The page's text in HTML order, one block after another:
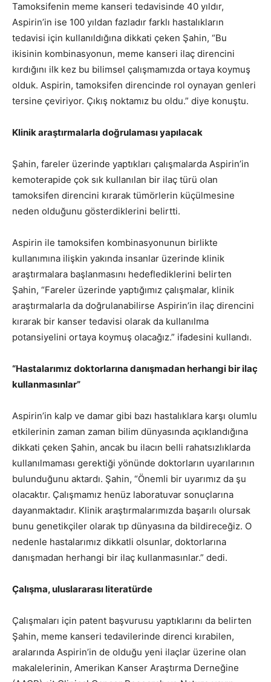
Tamoksifenin meme kanseri tedavisinde 40 yıldır,
Aspirin’in ise 100 yıldan fazladır farklı hastalıkların
tedavisi için kullanıldığına dikkati çeken Şahin, “Bu
ikisinin kombinasyonun, meme kanseri ilaç direncini
kırdığını ilk kez bu bilimsel çalışmamızda ortaya koymuş
olduk. Aspirin, tamoksifen direncinde rol oynayan genleri
tersine çeviriyor. Çıkış noktamız bu oldu.” diye konuştu.
Klinik araştırmalarla doğrulaması yapılacak
Şahin, fareler üzerinde yaptıkları çalışmalarda Aspirin’in
kemoterapide çok sık kullanılan bir ilaç türü olan
tamoksifen direncini kırarak tümörlerin küçülmesine
neden olduğunu gösterdiklerini belirtti.
Aspirin ile tamoksifen kombinasyonunun birlikte
kullanımına ilişkin yakında insanlar üzerinde klinik
araştırmalara başlanmasını hedeflediklerini belirten
Şahin, “Fareler üzerinde yaptığımız çalışmalar, klinik
araştırmalarla da doğrulanabilirse Aspirin’in ilaç direncini
kırarak bir kanser tedavisi olarak da kullanılma
potansiyelini ortaya koymuş olacağız.” ifadesini kullandı.
“Hastalarımız doktorlarına danışmadan herhangi bir ilaç
kullanmasınlar”
Aspirin’in kalp ve damar gibi bazı hastalıklara karşı olumlu
etkilerinin zaman zaman bilim dünyasında açıklandığına
dikkati çeken Şahin, ancak bu ilacın belli rahatsızlıklarda
kullanılmaması gerektiği yönünde doktorların uyarılarının
bulunduğunu aktardı. Şahin, “Önemli bir uyarımız da şu
olacaktır. Çalışmamız henüz laboratuvar sonuçlarına
dayanmaktadır. Klinik araştırmalarımızda başarılı olursak
bunu genetikçiler olarak tıp dünyasına da bildireceğiz. O
nedenle hastalarımız dikkatli olsunlar, doktorlarına
danışmadan herhangi bir ilaç kullanmasınlar.” dedi.
Çalışma, uluslararası literatürde
Çalışmaları için patent başvurusu yaptıklarını da belirten
Şahin, meme kanseri tedavilerinde direnci kırabilen,
aralarında Aspirin’in de olduğu yeni ilaçlar üzerine olan
makalelerinin, Amerikan Kanser Araştırma Derneğine